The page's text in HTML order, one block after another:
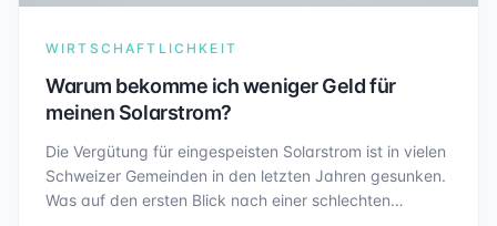
WIRTSCHAFTLICHKEIT
Warum bekomme ich weniger Geld für
meinen Solarstrom?
Die Vergütung für eingespeisten Solarstrom ist in vielen
Schweizer Gemeinden in den letzten Jahren gesunken.
Was auf den ersten Blick nach einer schlechten